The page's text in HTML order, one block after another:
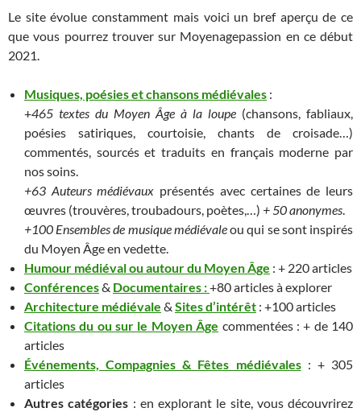
Le site évolue constamment mais voici un bref aperçu de ce
que vous pourrez trouver sur Moyenagepassion en ce début
2021.
Musiques, poésies et chansons médiévales :
+465 textes du Moyen Âge à la loupe (chansons, fabliaux,
poésies satiriques, courtoisie, chants de croisade…)
commentés, sourcés et traduits en français moderne par
nos soins.
+63 Auteurs médiévaux présentés avec certaines de leurs
œuvres (trouvères, troubadours, poètes,…) + 50 anonymes.
+100 Ensembles de musique médiévaleou qui se sont inspirés
du Moyen Âge en vedette.
Humour médiéval ou autour du Moyen Âge : + 220 articles
Conférences& Documentaires :+80 articles à explorer
Architecture médiévale & Sites d’intérêt : +100 articles
Citations du ou sur le Moyen Âge commentées : + de 140
articles
Événements, Compagnies & Fêtes médiévales: + 305
articles
Autres catégories : en explorant le site, vous découvrirez